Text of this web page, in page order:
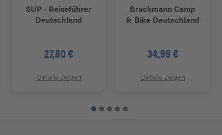
SUP - Reiseführer
Deutschland
27,80 €
Details zeigen
Bruckmann Camp
& Bike Deutschland
34,99 €
Details zeigen